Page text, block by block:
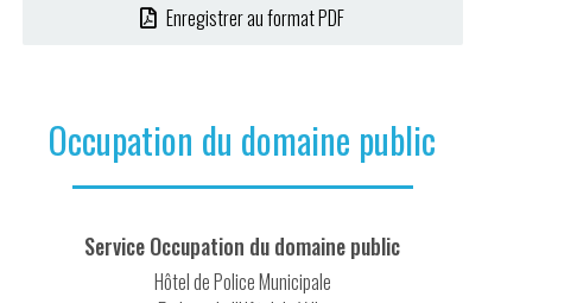
Enregistrer au format PDF
Occupation du domaine public
Service Occupation du domaine public
Hôtel de Police Municipale